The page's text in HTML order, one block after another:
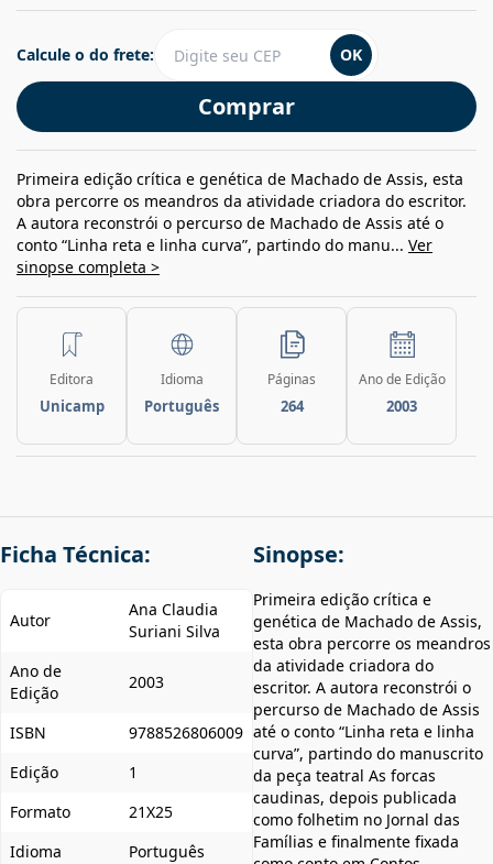
Comprar
Calcule o do frete: OK
Primeira edição crítica e genética de Machado de Assis, esta
obra percorre os meandros da atividade criadora do escritor.
A autora reconstrói o percurso de Machado de Assis até o
conto “Linha reta e linha curva”, partindo do manu... Ver
sinopse completa >
Editora
Unicamp
Idioma
Português
Páginas
264
Ano de Edição
2003
Ficha Técnica:
Autor
Ana Claudia
Suriani Silva
Ano de
Edição
2003
ISBN
9788526806009
Edição
1
Formato
21X25
Idioma
Português
Sinopse:
Primeira edição crítica e
genética de Machado de Assis,
esta obra percorre os meandros
da atividade criadora do
escritor. A autora reconstrói o
percurso de Machado de Assis
até o conto “Linha reta e linha
curva”, partindo do manuscrito
da peça teatral As forcas
caudinas, depois publicada
como folhetim no Jornal das
Famílias e finalmente fixada